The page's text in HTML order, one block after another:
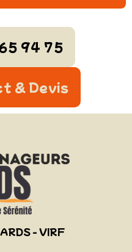
94 75
& Devis
- VIRF